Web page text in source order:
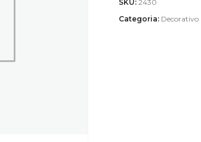
SKU: 2430
Categoria: Decorativo